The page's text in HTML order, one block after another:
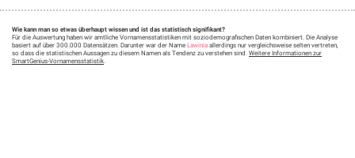
Wie kann man so etwas überhaupt wissen und ist das statistisch signifikant?
Für die Auswertung haben wir amtliche Vornamensstatistiken mit soziodemografischen Daten kombiniert. Die Analyse
basiert auf über 300.000 Datensätzen. Darunter war der Name Lawinia allerdings nur vergleichsweise selten vertreten,
so dass die statistischen Aussagen zu diesem Namen als Tendenz zu verstehen sind. Weitere Informationen zur
SmartGenius-Vornamensstatistik.